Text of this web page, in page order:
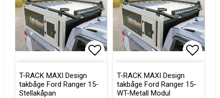
T-RACK MAXI Design
takbåge Ford Ranger 15-
Stellakåpan
T-RACK MAXI Design
takbåge Ford Ranger 15-
WT-Metall Modul